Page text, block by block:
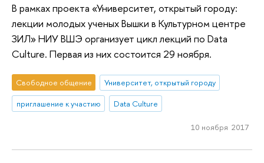
В рамках проекта «Университет, открытый городу:
лекции молодых ученых Вышки в Культурном центре
ЗИЛ» НИУ ВШЭ организует цикл лекций по Data
Culture. Первая из них состоится 29 ноября.
Свободное общение
Университет, открытый городу
приглашение к участию
Data Culture
10 ноября 2017